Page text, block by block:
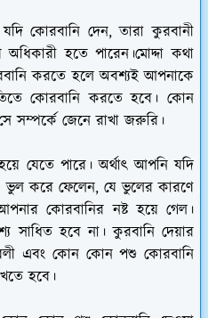
কোরবানি দেন, তারা কুরবানী
হতে পারেন।মোদ্দা কথা
করতে হলে অবশ্যই আপনাকে
কোরবানি করতে হবে। কোন
সম্পর্কে জেনে রাখা জরুরি।
যেতে পারে। অর্থাৎ আপনি যদি
করে ফেলেন, যে ভুলের কারণে
কোরবানির নষ্ট হয়ে গেল।
সাধিত হবে না। কুরবানি দেয়ার
এবং কোন কোন পশু কোরবানি
হবে।